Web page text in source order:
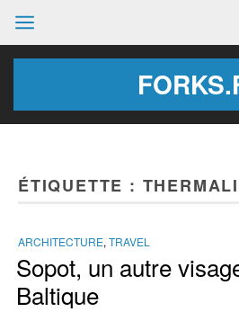
ÉTIQUETTE :
ARCHITECTURE, TRAVEL
Sopot, un autre
Baltique